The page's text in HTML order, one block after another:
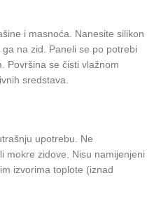
i masnoća. Nanesite silikon
na zid. Paneli se po potrebi
Površina se čisti vlažnom
sredstava.
upotrebu. Ne
mokre zidove. Nisu namijenjeni
izvorima toplote (iznad